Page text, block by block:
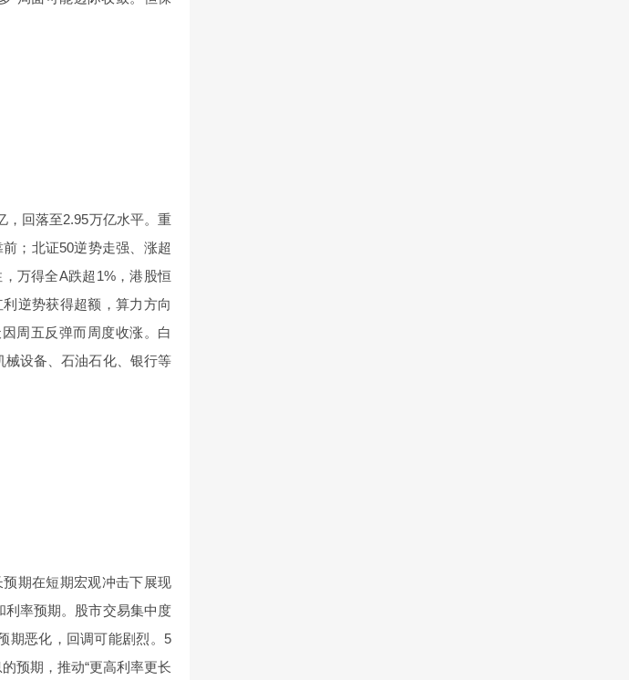
，回落至2.95万亿水平。重
；北证50逆势走强、涨超
万得全A跌超1%，港股恒
逆势获得超额，算力方向
周五反弹而周度收涨。白
设备、石油石化、银行等
期在短期宏观冲击下展现
率预期。股市交易集中度
期恶化，回调可能剧烈。5
预期，推动“更高利率更长